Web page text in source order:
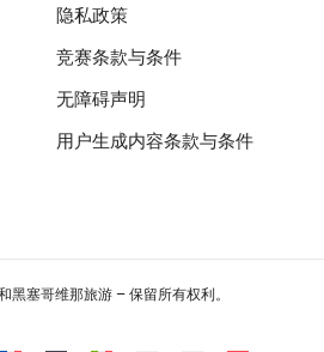
隐私政策
竞赛条款与条件
无障碍声明
用户生成内容条款与条件
塞哥维那旅游 – 保留所有权利。